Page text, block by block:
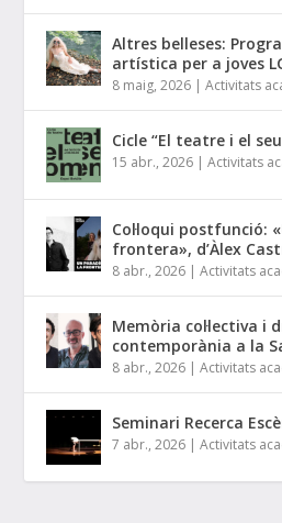
Altres belleses:
artística per a joves
8 maig, 2026 |Activitats
Cicle “El teatre i el
15 abr., 2026 |Activitats
Col·loqui postfunció:
frontera», d’Àlex
8 abr., 2026 |Activitats
Memòria col·lectiva i
contemporània a la
8 abr., 2026 |Activitats
Seminari Recerca
7 abr., 2026 |Activitats